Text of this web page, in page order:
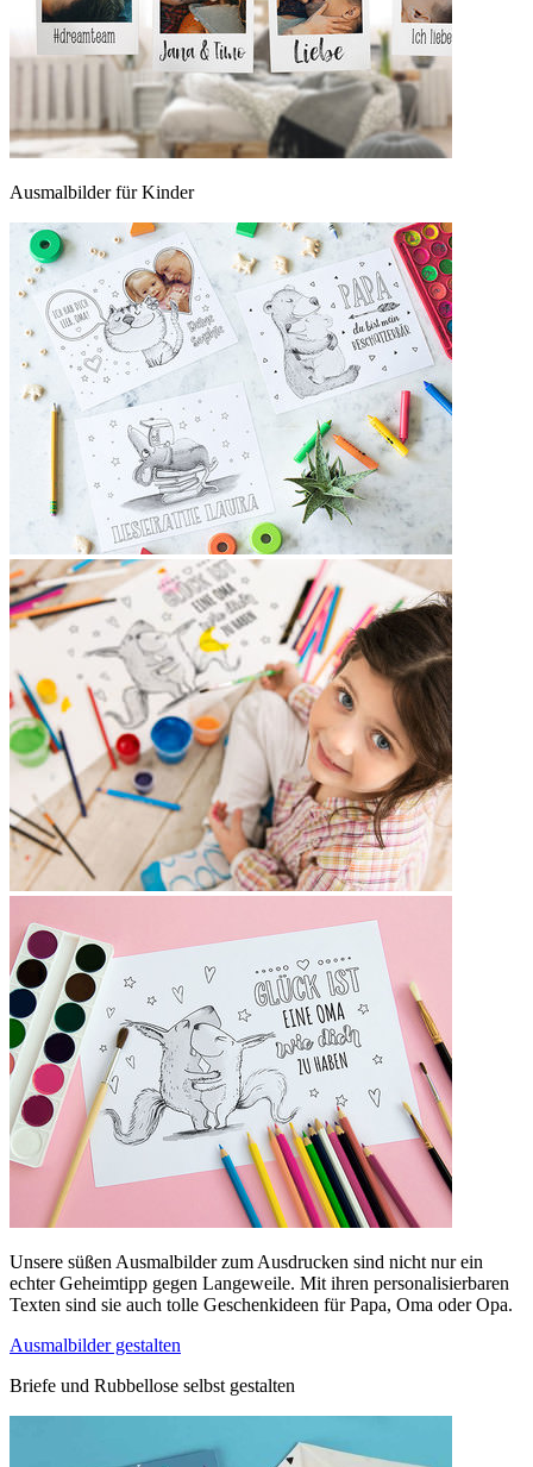
Ausmalbilder für Kinder
Unsere süßen Ausmalbilder zum Ausdrucken sind nicht nur ein
echter Geheimtipp gegen Langeweile. Mit ihren personalisierbaren
Texten sind sie auch tolle Geschenkideen für Papa, Oma oder Opa.
Ausmalbilder gestalten
Briefe und Rubbellose selbst gestalten